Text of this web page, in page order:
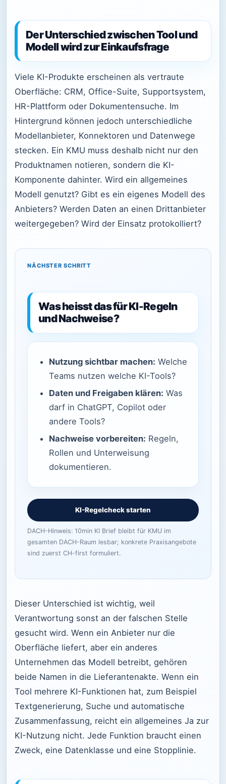
Der Unterschied zwischen Tool und
Modell wird zur Einkaufsfrage
Viele KI-Produkte erscheinen als vertraute
Oberfläche: CRM, Office-Suite, Supportsystem,
HR-Plattform oder Dokumentensuche. Im
Hintergrund können jedoch unterschiedliche
Modellanbieter, Konnektoren und Datenwege
stecken. Ein KMU muss deshalb nicht nur den
Produktnamen notieren, sondern die KI-
Komponente dahinter. Wird ein allgemeines
Modell genutzt? Gibt es ein eigenes Modell des
Anbieters? Werden Daten an einen Drittanbieter
weitergegeben? Wird der Einsatz protokolliert?
NÄCHSTER SCHRITT
Was heisst das für KI-Regeln
und Nachweise?
Nutzung sichtbar machen: Welche
Teams nutzen welche KI-Tools?
Daten und Freigaben klären: Was
darf in ChatGPT, Copilot oder
andere Tools?
Nachweise vorbereiten: Regeln,
Rollen und Unterweisung
dokumentieren.
KI-Regelcheck starten
DACH-Hinweis: 10min KI Brief bleibt für KMU im
gesamten DACH-Raum lesbar; konkrete Praxisangebote
sind zuerst CH-first formuliert.
Dieser Unterschied ist wichtig, weil
Verantwortung sonst an der falschen Stelle
gesucht wird. Wenn ein Anbieter nur die
Oberfläche liefert, aber ein anderes
Unternehmen das Modell betreibt, gehören
beide Namen in die Lieferantenakte. Wenn ein
Tool mehrere KI-Funktionen hat, zum Beispiel
Textgenerierung, Suche und automatische
Zusammenfassung, reicht ein allgemeines Ja zur
KI-Nutzung nicht. Jede Funktion braucht einen
Zweck, eine Datenklasse und eine Stopplinie.